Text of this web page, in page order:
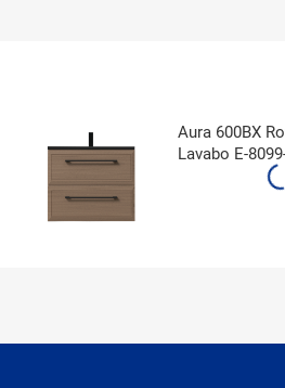
Aura 600BX
Lavabo E-